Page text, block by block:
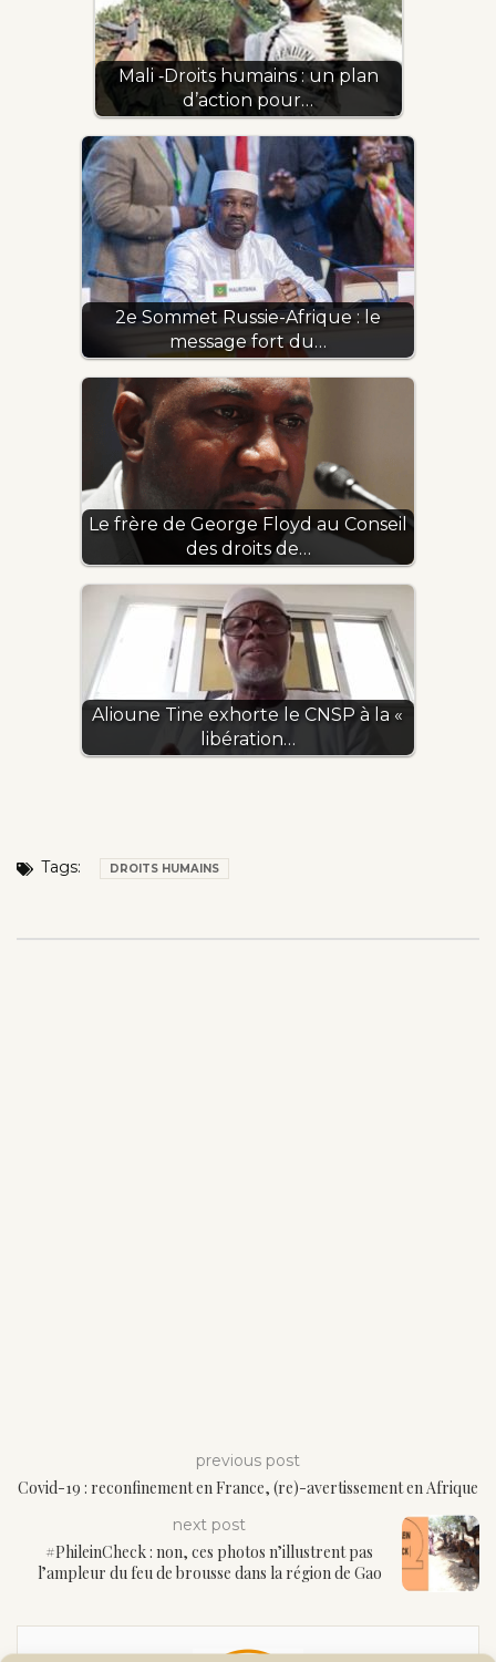
Mali ‐Droits humains : un plan
d’action pour…
2e Sommet Russie-Afrique : le
message fort du…
Le frère de George Floyd au Conseil
des droits de…
Alioune Tine exhorte le CNSP à la «
libération…
Tags: DROITS HUMAINS
previous post
Covid-19 : reconfinement en France, (re)-avertissement en Afrique
next post
#PhileinCheck : non, ces photos n’illustrent pas
l’ampleur du feu de brousse dans la région de Gao